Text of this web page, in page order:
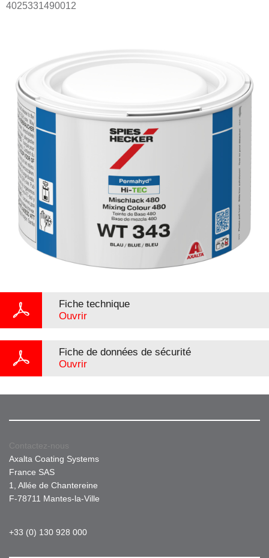
4025331490012
Fiche technique
Ouvrir
Fiche de données de sécurité
Ouvrir
Contactez-nous
Axalta Coating Systems
France SAS
1, Allée de Chantereine
F-78711 Mantes-la-Ville
+33 (0) 130 928 000